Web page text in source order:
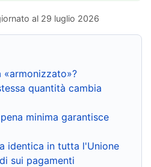
al 29 luglio 2026
«armonizzato»?
quantità cambia
minima garantisce
identica in tutta l'Unione
sui pagamenti